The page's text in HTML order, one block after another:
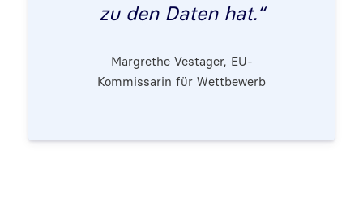
zu den Daten hat.“
Margrethe Vestager, EU-
Kommissarin für Wettbewerb